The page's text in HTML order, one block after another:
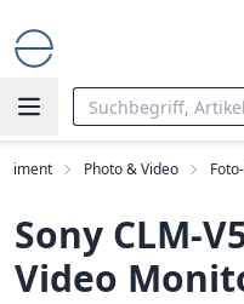
Photo & Video
Sony CLM-
Video